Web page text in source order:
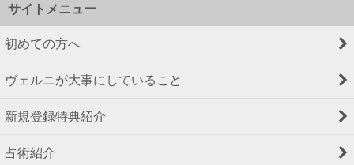
サイトメニュー
初めての方へ
ヴェルニが大事にしていること
新規登録特典紹介
占術紹介